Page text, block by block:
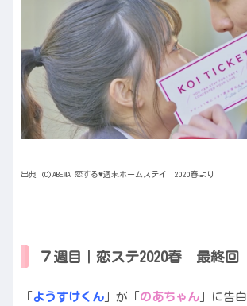
出典 (C)ABEMA 恋する♥週末ホームステイ 2020春より
７週目｜恋ステ2020春 最終回
ようすけくん 」が「 のあちゃん 」に告白